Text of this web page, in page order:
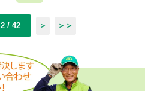
2 / 42 ＞ ＞＞